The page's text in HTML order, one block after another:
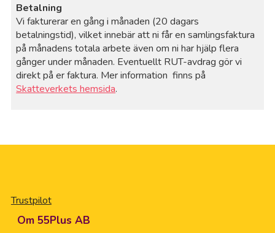
Betalning
Vi fakturerar en gång i månaden (20 dagars
betalningstid), vilket innebär att ni får en samlingsfaktura
på månadens totala arbete även om ni har hjälp flera
gånger under månaden. Eventuellt RUT-avdrag gör vi
direkt på er faktura. Mer information finns på
Skatteverkets hemsida.
Trustpilot
Om 55Plus AB